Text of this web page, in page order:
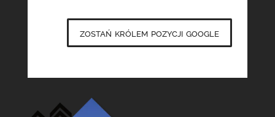
zostań królem pozycji google